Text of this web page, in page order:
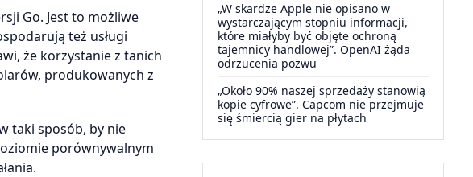
Go. Jest to możliwe
też usługi
że korzystanie z tanich
produkowanych z
taki sposób, by nie
porównywalnym
„W skardze Apple nie opisano w
wystarczającym stopniu informacji,
które miałyby być objęte ochroną
tajemnicy handlowej”. OpenAI żąda
odrzucenia pozwu
„Około 90% naszej sprzedaży stanowią
kopie cyfrowe”. Capcom nie przejmuje
się śmiercią gier na płytach